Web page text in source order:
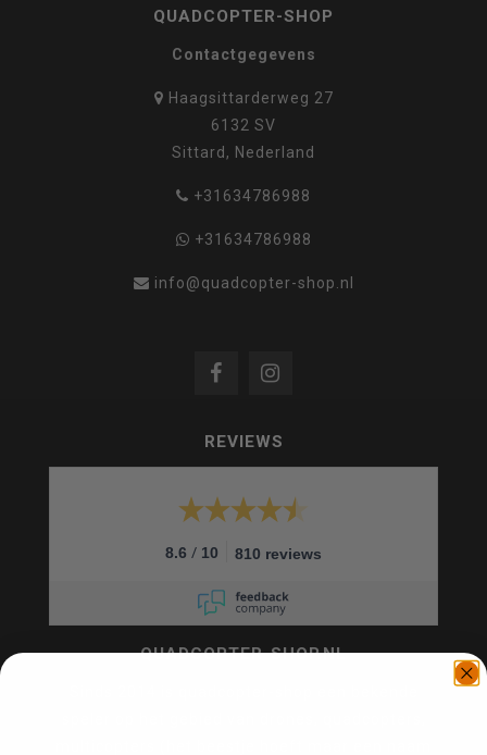
QUADCOPTER-SHOP
Contactgegevens
Haagsittarderweg 27
6132 SV
Sittard, Nederland
+31634786988
+31634786988
info@quadcopter-shop.nl
REVIEWS
8.6 / 10 810 reviews
QUADCOPTER-SHOP.NL